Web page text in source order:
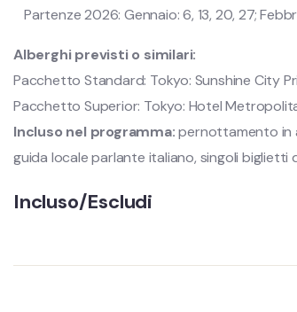
Partenze 2026: Gennaio: 6, 13, 20, 27;
Alberghi previsti o similari:
Pacchetto Standard: Tokyo: Sunshine City
Pacchetto Superior: Tokyo: Hotel
Incluso nel programma:pernottamento in
guida locale parlante italiano, singoli biglietti
Incluso/Escludi